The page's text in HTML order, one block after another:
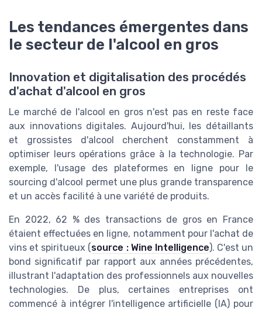
Les tendances émergentes dans
le secteur de l'alcool en gros
Innovation et digitalisation des procédés
d'achat d'alcool en gros
Le marché de l'alcool en gros n'est pas en reste face
aux innovations digitales. Aujourd'hui, les détaillants
et grossistes d'alcool cherchent constamment à
optimiser leurs opérations grâce à la technologie. Par
exemple, l'usage des plateformes en ligne pour le
sourcing d'alcool permet une plus grande transparence
et un accès facilité à une variété de produits.
En 2022, 62 % des transactions de gros en France
étaient effectuées en ligne, notamment pour l'achat de
vins et spiritueux (source : Wine Intelligence). C'est un
bond significatif par rapport aux années précédentes,
illustrant l'adaptation des professionnels aux nouvelles
technologies. De plus, certaines entreprises ont
commencé à intégrer l'intelligence artificielle (IA) pour